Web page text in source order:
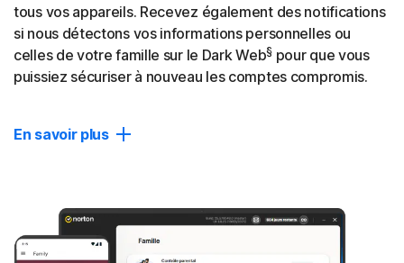
tous vos appareils. Recevez également des notifications
si nous détectons vos informations personnelles ou
celles de votre famille sur le Dark Web§ pour que vous
puissiez sécuriser à nouveau les comptes compromis.
En savoir plus
personnelles sur des sites cachés utilisés par les
usurpateurs d'identité, et agissez rapidement pour
renforcer la sécurité de vos comptes et empêcher qu'ils